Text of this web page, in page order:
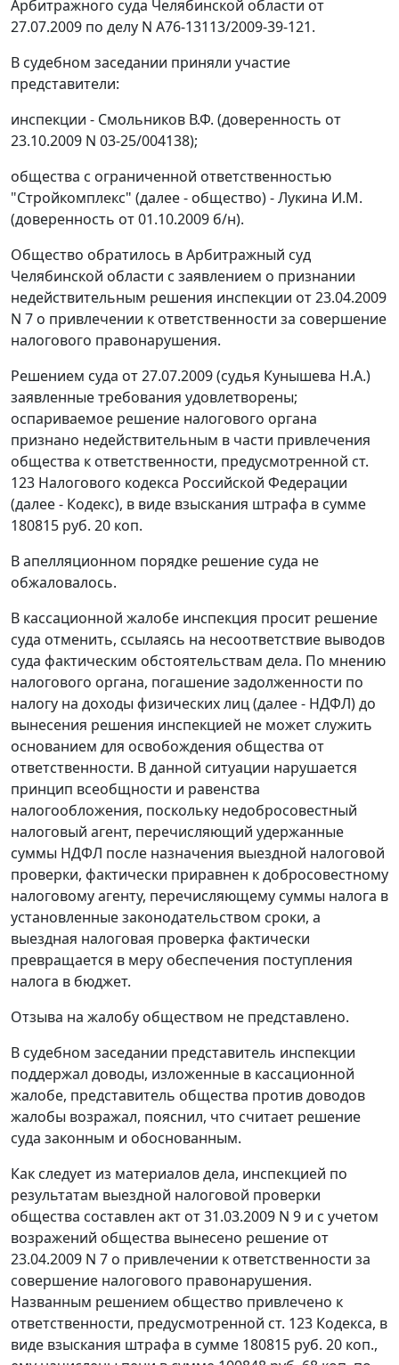
Арбитражного суда Челябинской области от
27.07.2009 по делу N А76-13113/2009-39-121.
В судебном заседании приняли участие
представители:
инспекции - Смольников В.Ф. (доверенность от
23.10.2009 N 03-25/004138);
общества с ограниченной ответственностью
"Стройкомплекс" (далее - общество) - Лукина И.М.
(доверенность от 01.10.2009 б/н).
Общество обратилось в Арбитражный суд
Челябинской области с заявлением о признании
недействительным решения инспекции от 23.04.2009
N 7 о привлечении к ответственности за совершение
налогового правонарушения.
Решением суда от 27.07.2009 (судья Кунышева Н.А.)
заявленные требования удовлетворены;
оспариваемое решение налогового органа
признано недействительным в части привлечения
общества к ответственности, предусмотренной ст.
123 Налогового кодекса Российской Федерации
(далее - Кодекс), в виде взыскания штрафа в сумме
180815 руб. 20 коп.
В апелляционном порядке решение суда не
обжаловалось.
В кассационной жалобе инспекция просит решение
суда отменить, ссылаясь на несоответствие выводов
суда фактическим обстоятельствам дела. По мнению
налогового органа, погашение задолженности по
налогу на доходы физических лиц (далее - НДФЛ) до
вынесения решения инспекцией не может служить
основанием для освобождения общества от
ответственности. В данной ситуации нарушается
принцип всеобщности и равенства
налогообложения, поскольку недобросовестный
налоговый агент, перечисляющий удержанные
суммы НДФЛ после назначения выездной налоговой
проверки, фактически приравнен к добросовестному
налоговому агенту, перечисляющему суммы налога в
установленные законодательством сроки, а
выездная налоговая проверка фактически
превращается в меру обеспечения поступления
налога в бюджет.
Отзыва на жалобу обществом не представлено.
В судебном заседании представитель инспекции
поддержал доводы, изложенные в кассационной
жалобе, представитель общества против доводов
жалобы возражал, пояснил, что считает решение
суда законным и обоснованным.
Как следует из материалов дела, инспекцией по
результатам выездной налоговой проверки
общества составлен акт от 31.03.2009 N 9 и с учетом
возражений общества вынесено решение от
23.04.2009 N 7 о привлечении к ответственности за
совершение налогового правонарушения.
Названным решением общество привлечено к
ответственности, предусмотренной ст. 123 Кодекса, в
виде взыскания штрафа в сумме 180815 руб. 20 коп.,